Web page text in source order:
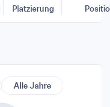
Platzierung
Alle Jahre